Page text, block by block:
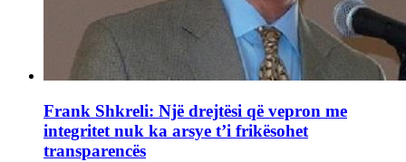
Frank Shkreli: Një drejtësi që vepron me
integritet nuk ka arsye t’i frikësohet
transparencës